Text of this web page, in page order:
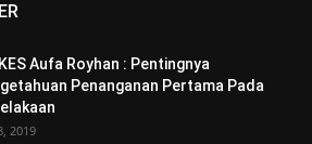
Aufa Royhan : Pentingnya
Penanganan Pertama Pada
2019